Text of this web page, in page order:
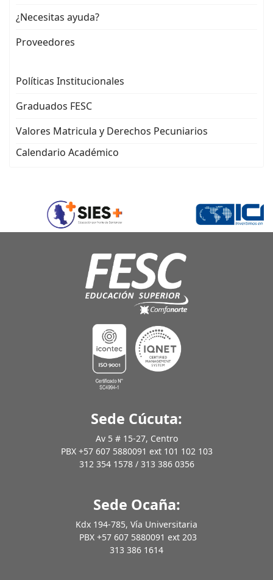
¿Necesitas ayuda?
Proveedores
Políticas Institucionales
Graduados FESC
Valores Matricula y Derechos Pecuniarios
Calendario Académico
Sede Cúcuta:
Av 5 # 15-27, Centro
PBX +57 607 5880091 ext 101 102 103
312 354 1578 / 313 386 0356
Sede Ocaña:
Kdx 194-785, Vía Universitaria
PBX +57 607 5880091 ext 203
313 386 1614